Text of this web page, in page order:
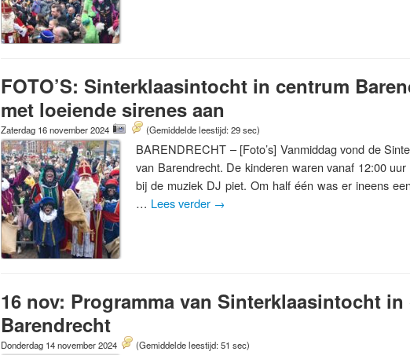
FOTO’S: Sinterklaasintocht in centrum
met loeiende sirenes aan
Zaterdag 16 november 2024 (Gemiddelde leestijd: 29 sec)
BARENDRECHT – [Foto’s] Vanmiddag vond de
van Barendrecht. De kinderen waren vanaf 12:00
bij de muziek DJ piet. Om half één was er ineens
… Lees verder →
16 nov: Programma van Sinterklaasintocht
Barendrecht
Donderdag 14 november 2024 (Gemiddelde leestijd: 51 sec)